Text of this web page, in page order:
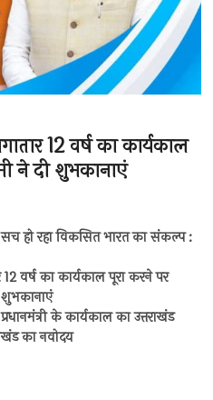
12 वर्ष का कार्यकाल
ने दी शुभकानाएं
सच हो रहा विकसित भारत का संकल्प :
12 वर्ष का कार्यकाल पूरा करने पर
शुभकानाएं
के कार्यकाल का उत्तराखंड
का नवोदय